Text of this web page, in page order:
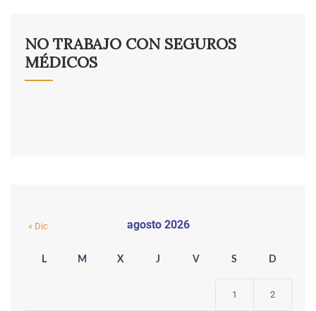
NO TRABAJO CON SEGUROS
MÉDICOS
agosto 2026
L M X J V S D
1 2
« Dic